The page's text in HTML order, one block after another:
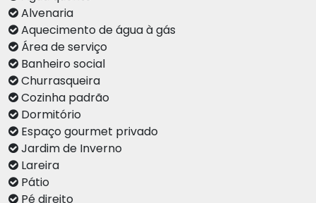
Alvenaria
Aquecimento de água à gás
Área de serviço
Banheiro social
Churrasqueira
Cozinha padrão
Dormitório
Espaço gourmet privado
Jardim de Inverno
Lareira
Pátio
Pé direito